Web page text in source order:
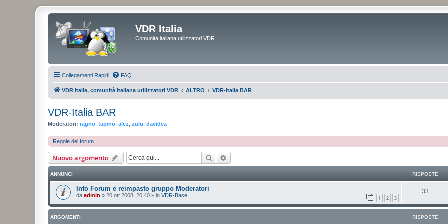
VDR Italia
Comunità italiana utilizzatori VDR
Collegamenti Rapidi FAQ
VDR Italia, comunità italiana utilizzatori VDR ALTRO VDR-Italia BAR
VDR-Italia BAR
Moderatori: ragno tapino alez zulu davidea
Regole del forum
Nuovo argomento Cerca
ANNUNCI RISPOSTE
Info Forum e reimpasto gruppo Moderatori
da admin » 20 ott 2008, 20:40 » in VDR-Base 1 2 3
33
ARGOMENTI RISPOSTE